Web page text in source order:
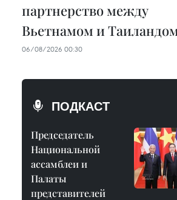
партнерство между
Вьетнамом и
06/08/2026 00:30
ПОДКАСТ
Председатель
Национальной
ассамблеи и
Палаты
представителей